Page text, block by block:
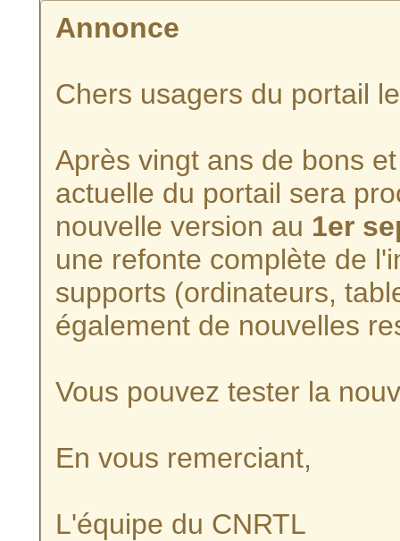
Annonce
Chers usagers du portail
Après vingt ans de bons
actuelle du portail sera
nouvelle version au 1er
une refonte complète de
supports (ordinateurs,
également de nouvelles
Vous pouvez tester la
En vous remerciant,
L'équipe du CNRTL